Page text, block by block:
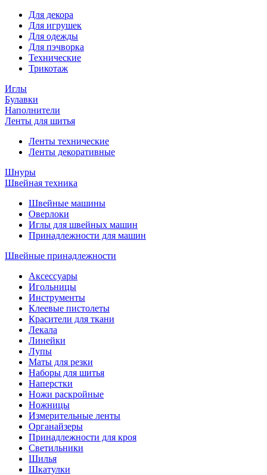
Для декора
Для игрушек
Для одежды
Для пэчворка
Технические
Трикотаж
Иглы
Булавки
Наполнители
Ленты для шитья
Ленты технические
Ленты декоративные
Шнуры
Швейная техника
Швейные машины
Оверлоки
Иглы для швейных машин
Принадлежности для машин
Швейные принадлежности
Аксессуары
Игольницы
Инструменты
Клеевые пистолеты
Красители для ткани
Лекала
Линейки
Лупы
Маты для резки
Наборы для шитья
Наперстки
Ножи раскройные
Ножницы
Измерительные ленты
Органайзеры
Принадлежности для кроя
Светильники
Шилья
Шкатулки